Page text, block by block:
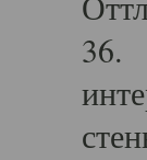
36.